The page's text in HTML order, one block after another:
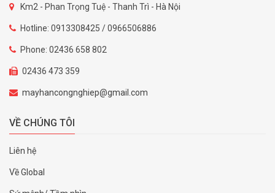
Km2 - Phan Trọng Tuệ - Thanh Trì - Hà Nội
Hotline: 0913308425 / 0966506886
Phone: 02436 658 802
02436 473 359
mayhancongnghiep@gmail.com
VỀ CHÚNG TÔI
Liên hệ
Về Global